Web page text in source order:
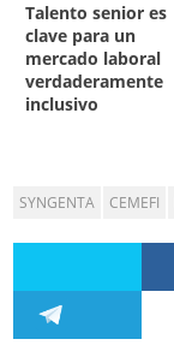
Talento senior es
clave para un
mercado laboral
verdaderamente
inclusivo
SYNGENTA CEMEFI